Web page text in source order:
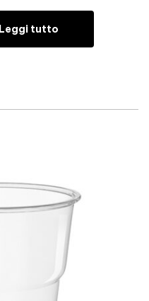
Leggi tutto